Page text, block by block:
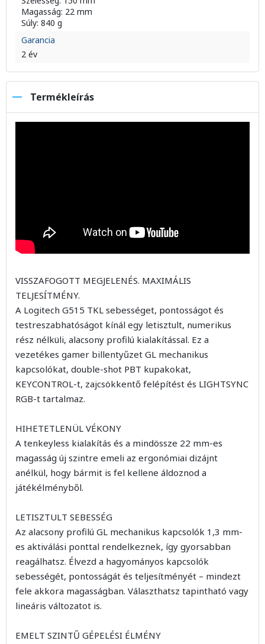
Magasság: 22 mm
Súly: 840 g
Garancia
2 év
Termékleírás
VISSZAFOGOTT MEGJELENÉS. MAXIMÁLIS
TELJESÍTMÉNY.
A Logitech G515 TKL sebességet, pontosságot és
testreszabhatóságot kínál egy letisztult, numerikus
rész nélküli, alacsony profilú kialakítással. Ez a
vezetékes gamer billentyűzet GL mechanikus
kapcsolókat, double-shot PBT kupakokat,
KEYCONTROL-t, zajcsökkentő felépítést és LIGHTSYNC
RGB-t tartalmaz.
HIHETETLENÜL VÉKONY
A tenkeyless kialakítás és a mindössze 22 mm-es
magasság új szintre emeli az ergonómiai dizájnt
anélkül, hogy bármit is fel kellene áldoznod a
játékélményből.
LETISZTULT SEBESSÉG
Az alacsony profilú GL mechanikus kapcsolók 1,3 mm-
es aktiválási ponttal rendelkeznek, így gyorsabban
reagálhatsz. Élvezd a hagyományos kapcsolók
sebességét, pontosságát és teljesítményét – mindezt
fele akkora magasságban. Választhatsz tapintható vagy
lineáris változatot is.
EMELT SZINTŰ GÉPELÉSI ÉLMÉNY